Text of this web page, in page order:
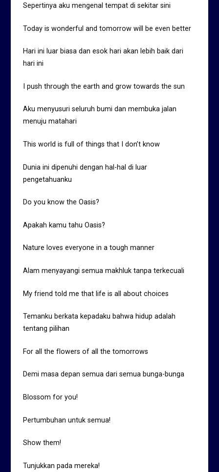
Sepertinya aku mengenal tempat di sekitar sini
Today is wonderful and tomorrow will be even better
Hari ini luar biasa dan esok hari akan lebih baik dari
hari ini
I push through the earth and grow towards the sun
Aku menyusuri seluruh bumi dan membuka jalan
menuju matahari
This world is full of things that I don’t know
Dunia ini dipenuhi dengan hal-hal di luar
pengetahuanku
Do you know the Oasis?
Apakah kamu tahu Oasis?
Nature loves everyone in a tough manner
Alam menyayangi semua makhluk tanpa terkecuali
My friend told me that life is all about choices
Temanku berkata kepadaku bahwa hidup adalah
tentang pilihan
For all the flowers of all the tomorrows
Demi masa depan semua dari semua bunga-bunga
Blossom for you!
Pertumbuhan untuk semua!
Show them!
Tunjukkan pada mereka!